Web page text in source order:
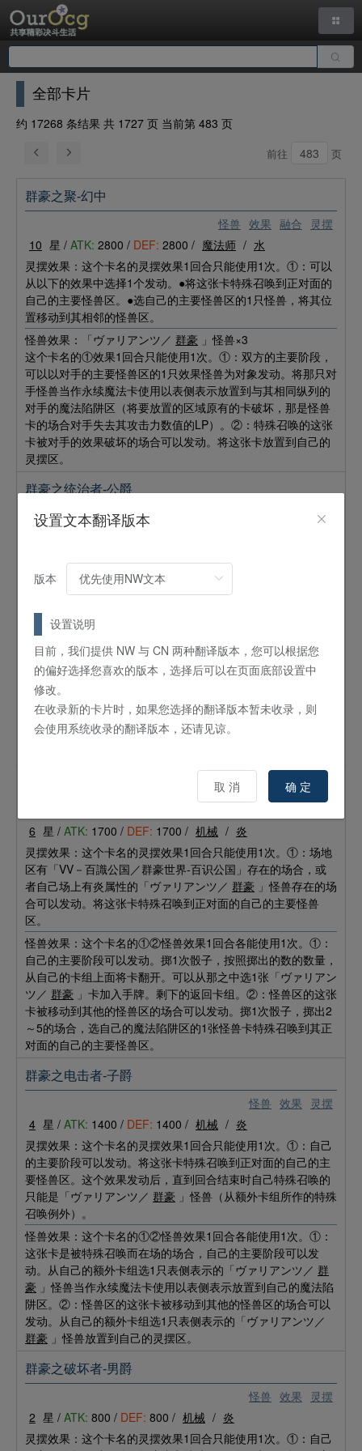
全部卡片
约 17268 条结果 共 1727 页 当前第 483 页
前往 页
怪兽 效果 融合 灵摆
群豪之聚-幻中
10 星 / ATK: 2800 / DEF: 2800 / 魔法师 / 水
灵摆效果：这个卡名的灵摆效果1回合只能使用1次。①：可以
从以下的效果中选择1个发动。●将这张卡特殊召唤到正对面的
自己的主要怪兽区。●选自己的主要怪兽区的1只怪兽，将其位
置移动到其相邻的怪兽区。
怪兽效果：「ヴァリアンツ／ 群豪 」怪兽×3
这个卡名的①效果1回合只能使用1次。①：双方的主要阶段，
可以以对手的主要怪兽区的1只效果怪兽为对象发动。将那只对
手怪兽当作永续魔法卡使用以表侧表示放置到与其相同纵列的
对手的魔法陷阱区（将要放置的区域原有的卡破坏，那是怪兽
卡的场合对手失去其攻击力数值的LP）。②：特殊召唤的这张
卡被对手的效果破坏的场合可以发动。将这张卡放置到自己的
灵摆区。
灵摆
群豪之统治者-公爵
灵摆效果：这个卡名的灵摆效果1回合只能使用1次。①：场地
区有「VV－百識公国／群豪世界-百识公国」存在的场合，或
者自己场上有炎属性的「ヴァリアンツ／群豪
合可以发动。将这张卡特殊召唤到正对面的自己的主要怪兽
怪兽效果：这个卡名的①②怪兽效果1回合各能使用1次。①：
可以以魔法陷阱区盖放的1张卡为对象发动。盖放的那张卡在这
个回合不能发动。②：怪兽区的这张卡被移动到其他的怪兽区
的场合，可以以对手的主要怪兽区的1只表侧表示怪兽为对象发
动。得到那只表侧表示怪兽的操作权。用这个效果得到操作权
的怪兽不能攻击宣言，不能发动效果，也当作「ヴァリアンツ
6 星 / ATK: 1700 / DEF: 1700 / 机械 / 炎
灵摆效果：这个卡名的灵摆效果1回合只能使用1次。①：场地
区有「VV－百識公国／群豪世界-百识公国」存在的场合，或
者自己场上有炎属性的「ヴァリアンツ／ 群豪 」怪兽存在的场
合可以发动。将这张卡特殊召唤到正对面的自己的主要怪兽
区。
怪兽效果：这个卡名的①②怪兽效果1回合各能使用1次。①：
自己的主要阶段可以发动。掷1次骰子，按照掷出的数的数量，
从自己的卡组上面将卡翻开。可以从那之中选1张「ヴァリアン
ツ／ 群豪 」卡加入手牌。剩下的返回卡组。②：怪兽区的这张
卡被移动到其他的怪兽区的场合可以发动。掷1次骰子，掷出2
～5的场合，选自己的魔法陷阱区的1张怪兽卡特殊召唤到其正
对面的自己的主要怪兽区。
怪兽 效果 灵摆
群豪之电击者-子爵
4 星 / ATK: 1400 / DEF: 1400 / 机械 / 炎
灵摆效果：这个卡名的灵摆效果1回合只能使用1次。①：自己
的主要阶段可以发动。将这张卡特殊召唤到正对面的自己的主
要怪兽区。这个效果发动后，直到回合结束时自己特殊召唤的
只能是「ヴァリアンツ／ 群豪 」怪兽（从额外卡组所作的特殊
召唤例外）。
怪兽效果：这个卡名的①②怪兽效果1回合各能使用1次。①：
这张卡是被特殊召唤而在场的场合，自己的主要阶段可以发
动。从自己的额外卡组选1只表侧表示的「ヴァリアンツ／ 群
豪 」怪兽当作永续魔法卡使用以表侧表示放置到自己的魔法陷
阱区。②：怪兽区的这张卡被移动到其他的怪兽区的场合可以
发动。从自己的额外卡组选1只表侧表示的「ヴァリアンツ／
群豪 」怪兽放置到自己的灵摆区。
怪兽 效果 灵摆
群豪之破坏者-男爵
2 星 / ATK: 800 / DEF: 800 / 机械 / 炎
灵摆效果：这个卡名的灵摆效果1回合只能使用1次。①：自己
设置文本翻译版本
版本
设置说明
目前，我们提供 NW 与 CN 两种翻译版本，您可以根据您
的偏好选择您喜欢的版本，选择后可以在页面底部设置中
修改。
在收录新的卡片时，如果您选择的翻译版本暂未收录，则
会使用系统收录的翻译版本，还请见谅。
取 消 确 定